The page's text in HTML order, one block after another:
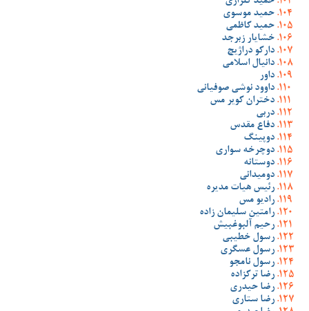
حمید موسوی
حمید کاظمی
خشایار زبرجد
دارکو دراژیچ
دانیال اسلامی
داور
داوود نوشی صوفیانی
دختران کویر مس
دربی
دفاع مقدس
دوپینگ
دوچرخه سواری
دوستانه
دومیدانی
رئیس هیات مدیره
رادیو مس
رامتین سلیمان زاده
رحیم آلبوغبیش
رسول خطیبی
رسول عسگری
رسول نامجو
رضا ترکزاده
رضا حیدری
رضا ستاری